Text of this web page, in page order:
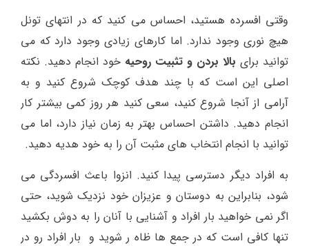
وقتی افسرده هستید، احساس می کنید که در انتهای تونل
هیچ نوری وجود ندارد. اما کارهای زیادی وجود دارد که می
توانید برای بالا بردن و تثبیت روحیه خود انجام دهید. نکته
اصلی این است که با چند هدف کوچک شروع کنید و به
آرامی از آنجا شروع کنید، سعی کنید هر روز کمی بیشتر کار
انجام دهید. داشتن احساس بهتر به زمان نیاز دارد، اما می
توانید با انجام انتخاب های مثبت آن را به خود هدیه دهید.
به افراد دیگر دسترسی پیدا کنید. انزوا باعث افسردگی می
شود، بنابراین به دوستان و عزیزان خود نزدیک شوید، حتی
اگر نمی خواهید بار افراد و آشنایی با آنان را به دوش بکشید
تنها کافی است که در جمع ها ظاه ر شوید و بار افراد رو در